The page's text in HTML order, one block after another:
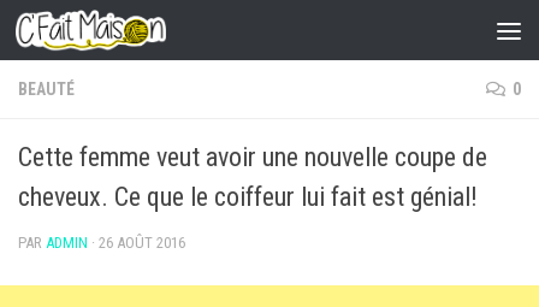
Skip to content
BEAUTÉ 0
Cette femme veut avoir une nouvelle coupe de
cheveux. Ce que le coiffeur lui fait est génial!
PAR ADMIN · 26 AOÛT 2016